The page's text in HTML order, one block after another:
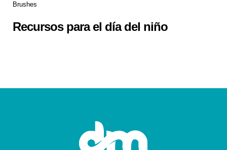
Brushes
Recursos para el día del niño